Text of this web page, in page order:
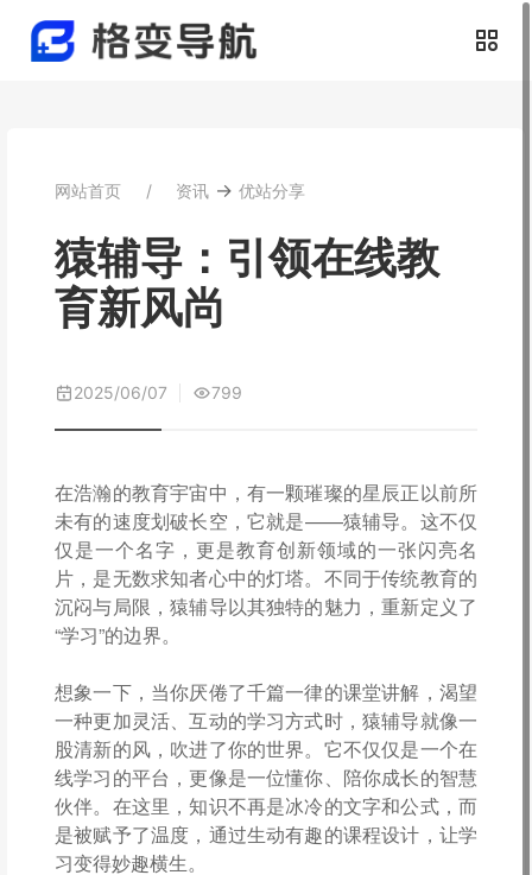
网站首页 资讯 → 优站分享
猿辅导：引领在线教
育新风尚
2025/06/07 799
在浩瀚的教育宇宙中，有一颗璀璨的星辰正以前所
未有的速度划破长空，它就是——猿辅导。这不仅
仅是一个名字，更是教育创新领域的一张闪亮名
片，是无数求知者心中的灯塔。不同于传统教育的
沉闷与局限，猿辅导以其独特的魅力，重新定义了
“学习”的边界。
想象一下，当你厌倦了千篇一律的课堂讲解，渴望
一种更加灵活、互动的学习方式时，猿辅导就像一
股清新的风，吹进了你的世界。它不仅仅是一个在
线学习的平台，更像是一位懂你、陪你成长的智慧
伙伴。在这里，知识不再是冰冷的文字和公式，而
是被赋予了温度，通过生动有趣的课程设计，让学
习变得妙趣横生。